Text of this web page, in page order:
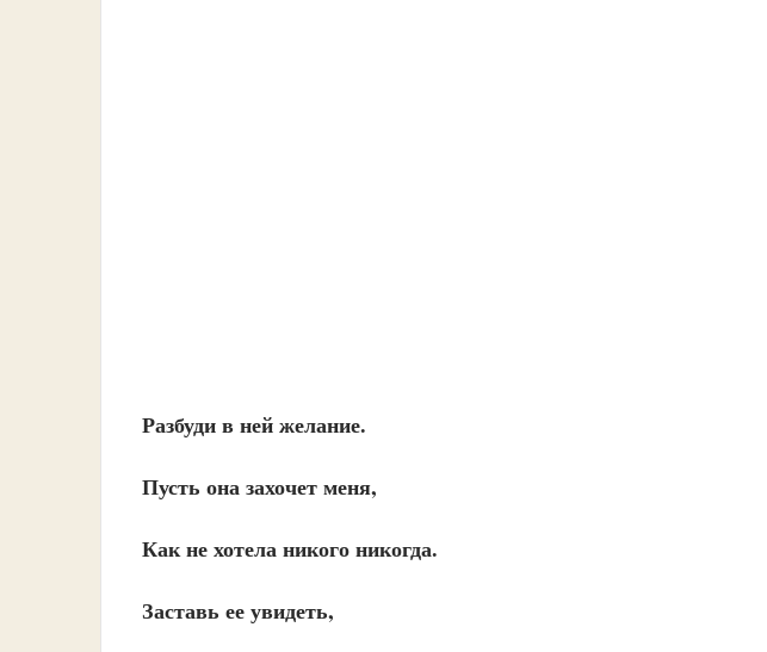
Разбуди в ней желание.
Пусть она захочет меня,
Как не хотела никого никогда.
Заставь ее увидеть,